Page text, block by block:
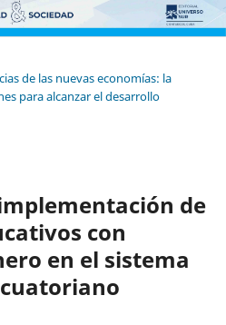
de las nuevas economías: la
para alcanzar el desarrollo
de
con
en el sistema